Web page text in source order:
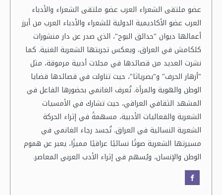
عضو ملتقى الشعراء العرب عضو ملتقى الشعراء والأدباء
العرب عضو الأكاديمية الدولية للشعراء والأدباء العرب من أبرز
أعمالها ديوان "حدائق البوح"، الذي صدر عن دار منشورات
كلكامش في العراق، ويعكس تجربتها الشعرية الغنية. كما
نشرت العديد من قصائدها في مجلات أدبية مرموقة، مثل
"أزهار الحرف" و"بصرياثا"، حيث تناولت في قصائدها قضايا
الوطن والهوية والمرأة. تُعرف الغانمي بحضورها الفاعل في
المشهد الثقافي العراقي، حيث تشارك في الأمسيات
الشعرية والفعاليات الأدبية، مسهمةً في إثراء الحركة
الشعرية النسائية في العراق. تُجسد رجاء الغانمي في
مسيرتها الشعرية صوتًا نسائيًا عراقيًا مميزًا، يعبر عن هموم
الوطن والإنسان، ويُسهم في إثراء الأدب العربي المعاصر.